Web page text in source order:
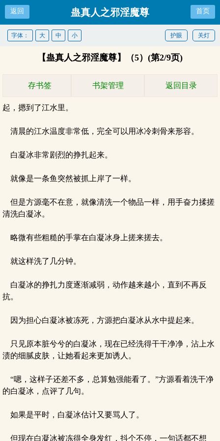
返回 蛊真人之邪淫魔尊 首页
关灯
护眼
字体： 大 中 小
【蛊真人之邪淫魔尊】（5）(第2/9页)
存书签 书架管理 返回目录
起，摁到了江水里。
清晨的江水温度非常低，完全可以用冰冷刺骨来形容。
白凝冰非常剧烈的挣扎起来。
就像是一条鱼突然被抓上岸了一样。
但是方源毫不在意，就像清洗一个物品一样，用手奋力揉搓
清洗白凝冰。
略微有些粗糙的手掌在白凝冰身上搓来搓去。
就这样洗了几分钟。
白凝冰的挣扎力度逐渐减弱，动作越来越小，直到不再反
抗。
因为担心白凝冰被冻死，方源把白凝冰从水中提起来。
只见原本脏兮兮的白凝冰，现在已经洗得干干净净，沾上水
渍的细腻皮肤，让她看起来更加诱人。
“嗯，这样子还差不多，总算勉强能看了。”方源看着洗干净
的白凝冰，点评了几句。
如果是平时，白凝冰估计又要骂人了。
但现在白凝冰被冻得全身发红，抖个不停，一句话都不想